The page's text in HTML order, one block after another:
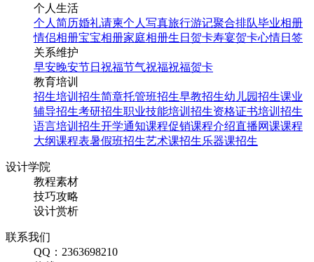
个人生活
个人简历婚礼请柬个人写真旅行游记聚合排队毕业相册
情侣相册宝宝相册家庭相册生日贺卡寿宴贺卡心情日签
关系维护
早安晚安节日祝福节气祝福祝福贺卡
教育培训
招生培训 招生简章托管班招生早教招生幼儿园招生课业
辅导招生考研招生职业技能培训招生资格证书培训招生
语言培训招生开学通知课程促销课程介绍直播网课课程
大纲课程表暑假班招生艺术课招生乐器课招生
设计学院
教程素材
技巧攻略
设计赏析
联系我们
QQ：2363698210